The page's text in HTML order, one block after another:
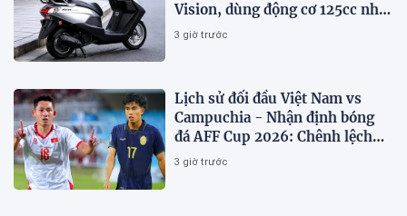
Vision, dùng động cơ 125cc như
SH Mode
3 giờ trước
Lịch sử đối đầu Việt Nam vs
Campuchia - Nhận định bóng
đá AFF Cup 2026: Chênh lệch
đẳng cấp
3 giờ trước